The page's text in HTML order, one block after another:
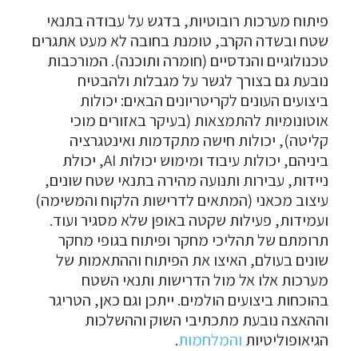
פיתוח מערכות רובוטיות, בדגש על עבודה בתנאי
שטח ובשדה הקרב, טומנת בחובה לא מעט אתגרים
טכנולוגיים והנדסיים (חומרה ותוכנה). המורכבות
נובעת גם בצורך לגשר על מגבלות ולהבטיח
ביצועים העונים לקריטריונים הבאים: יכולות
אוטונומיות להתמצאות (בעיקר באזורים מוכי
קליטה), יכולות חישה מתקדמות ואינטגרציה
ביניהם, יכולות עיבוד ומימוש יכולות AI, יכולת
ניידות, עבירות ותנועה מהירה בתנאי שטח שונים,
עיצוב מכאני (המתאים לדרישות הלקוח והמשימה)
ועמידות, פעילות שקטה באופן שלא מסגיר ועוד.
תרומתם של תהליכי מחקר ופיתוח בגופי מחקר
שונים בעולם, האיצו את הפיתוח וההתאמות של
מערכות אלו אל מול הדרישות ותנאי השטח
בהוכחות ביצועים הולמים. ייתכן וגם כאן, הטריגר
וההאצה נובעת מתכתיבי השוק וההשלכות
הגיאופוליטיות והמלחמות.